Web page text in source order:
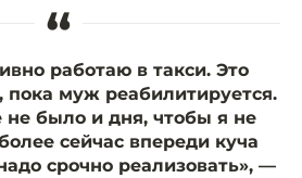
“
работаю в такси. Это
пока муж реабилитируется.
не было и дня, чтобы я не
сейчас впереди куча
срочно реализовать», —